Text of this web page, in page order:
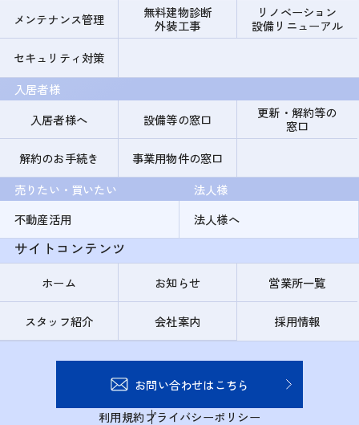
メンテナンス管理
無料建物診断
外装工事
リノベーション
設備リニューアル
セキュリティ対策
入居者様
入居者様へ
設備等の窓口
更新・解約等の
窓口
解約のお手続き
事業用物件の窓口
売りたい・買いたい
不動産活用
法人様
法人様へ
サイトコンテンツ
ホーム お知らせ 営業所一覧
スタッフ紹介 会社案内 採用情報
お問い合わせはこちら
利用規約プライバシーポリシー